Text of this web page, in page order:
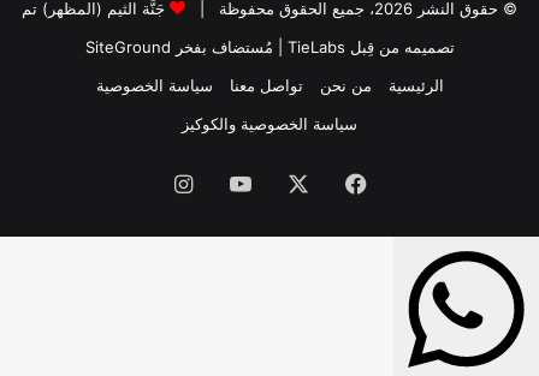
© حقوق النشر 2026، جميع الحقوق محفوظة |
جَنَّة الثيم (المظهر) تم
تصميمه من قِبل TieLabs
| مُستضاف بفخر SiteGround
الرئيسية
من نحن تواصل معنا
سياسة الخصوصية
سياسة الخصوصية والكوكيز
فيسبوك ‫YouTubeانستقرام